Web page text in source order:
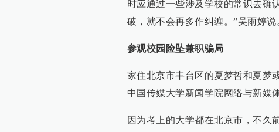
时应通过一些涉及学校的常识去确
破，就不会再多作纠缠。”吴雨婷说
参观校园险坠兼职骗局
家住北京市丰台区的夏梦哲和夏梦
中国传媒大学新闻学院网络与新媒
因为考上的大学都在北京市，不久